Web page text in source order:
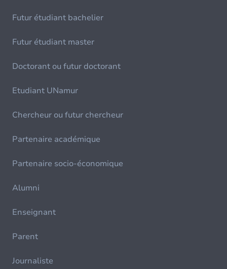
Futur étudiant bachelier
Futur étudiant master
Doctorant ou futur doctorant
Etudiant UNamur
Chercheur ou futur chercheur
Partenaire académique
Partenaire socio-économique
Alumni
Enseignant
Parent
Journaliste